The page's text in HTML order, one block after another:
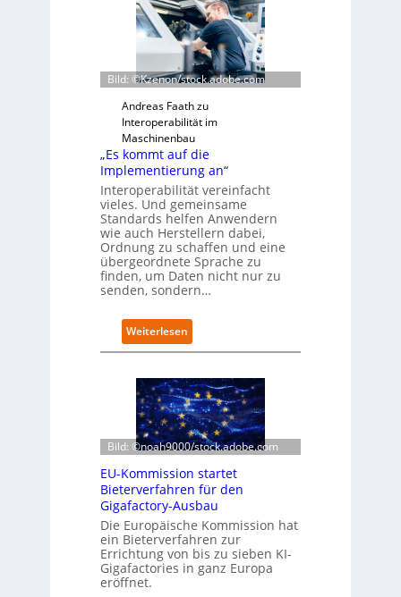
Bild: ©Kzenon/stock.adobe.com
Andreas Faath zu
Interoperabilität im
Maschinenbau
„Es kommt auf die
Implementierung an“
Interoperabilität vereinfacht
vieles. Und gemeinsame
Standards helfen Anwendern
wie auch Herstellern dabei,
Ordnung zu schaffen und eine
übergeordnete Sprache zu
finden, um Daten nicht nur zu
senden, sondern…
Weiterlesen:
„
s
k
o
m
m
t
a
u
f
d
i
e
I
Bild: ©noah9000/stock.adobe.com
EU-Kommission startet
Bieterverfahren für den
Gigafactory-Ausbau
Die Europäische Kommission hat
ein Bieterverfahren zur
Errichtung von bis zu sieben KI-
Gigafactories in ganz Europa
eröffnet.